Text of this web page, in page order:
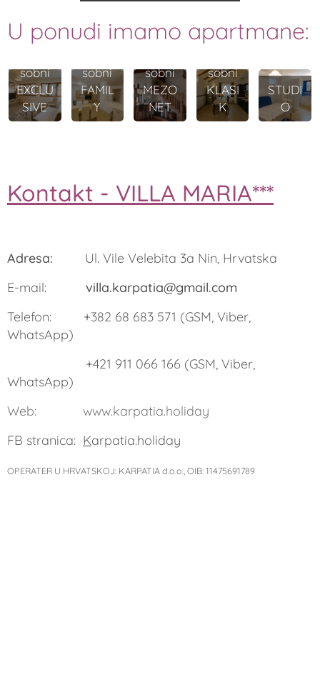
U ponudi imamo apartmane:
sobni
EXCLU
SIVE
sobni
FAMIL
Y
sobni
MEZO
NET
sobni
KLASI
K
STUDI
O
Kontakt - VILLA MARIA***
Adresa:
Ul. Vile Velebita 3a Nin, Hrvatska
E-mail: villa.karpatia@gmail.com
Telefon: +382 68 683 571 (GSM, Viber,
WhatsApp)
+421 911 066 166 (GSM, Viber,
WhatsApp)
Web: www.karpatia.holiday
FB stranica: Karpatia.holiday
OPERATER U HRVATSKOJ: KARPATIA d.o.o., OIB: 11475691789